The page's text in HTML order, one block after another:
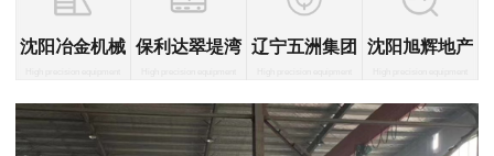
沈阳冶金机械 保利达翠堤湾 辽宁五洲集团 沈阳旭辉地产